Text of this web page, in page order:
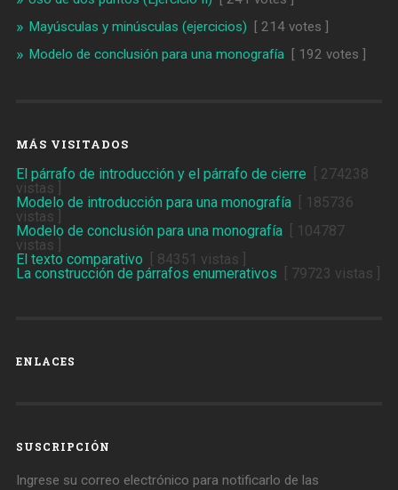
Mayúsculas y minúsculas (ejercicios) [ 214 votes ]
Modelo de conclusión para una monografía[ 192 votes ]
MÁS VISITADOS
El párrafo de introducción y el párrafo de cierre [ 274238
vistas ]
Modelo de introducción para una monografía[ 185736
vistas ]
Modelo de conclusión para una monografía[ 104787
vistas ]
El texto comparativo [ 84351 vistas ]
La construcción de párrafos enumerativos [ 79723 vistas ]
ENLACES
SUSCRIPCIÓN
Ingrese su correo electrónico para notificarlo de las